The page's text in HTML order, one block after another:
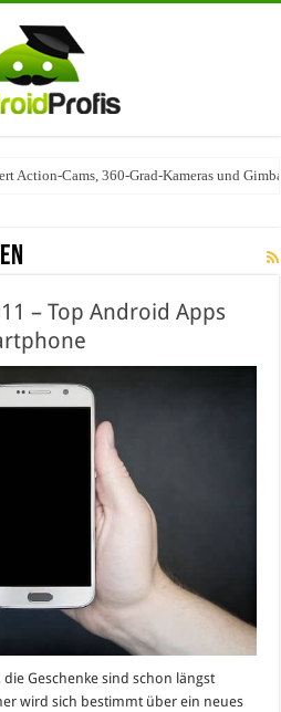
Action-Cams, 360-Grad-Kameras und
– Top Android Apps
die Geschenke sind schon längst
wird sich bestimmt über ein neues